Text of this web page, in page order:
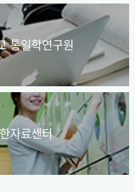
통일학연구원
자료센터